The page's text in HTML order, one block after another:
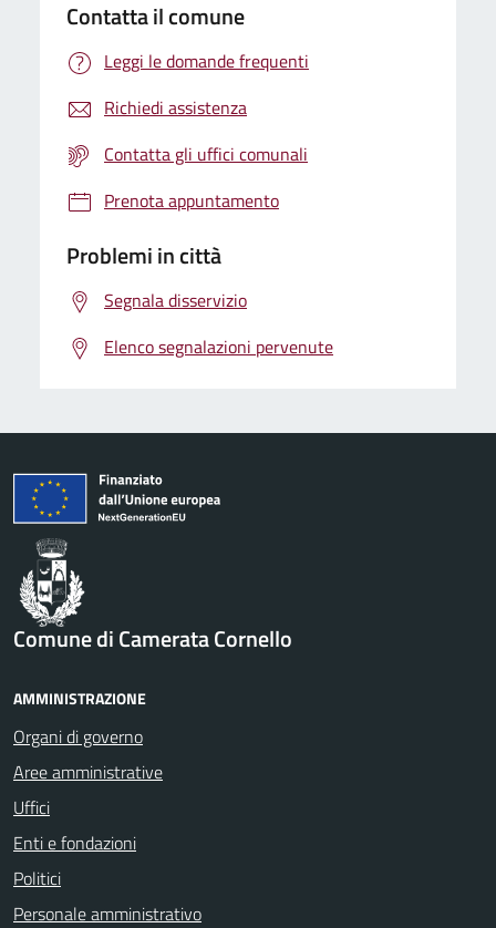
Contatta il comune
Leggi le domande frequenti
Richiedi assistenza
Contatta gli uffici comunali
Prenota appuntamento
Problemi in città
Segnala disservizio
Elenco segnalazioni pervenute
Comune di Camerata Cornello
AMMINISTRAZIONE
Organi di governo
Aree amministrative
Uffici
Enti e fondazioni
Politici
Personale amministrativo